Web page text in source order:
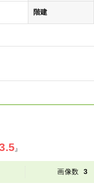
階建
』
画像数 3